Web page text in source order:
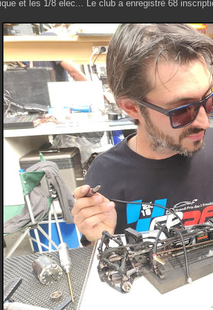
et les 1/8 elec... Le club a enregistré 68